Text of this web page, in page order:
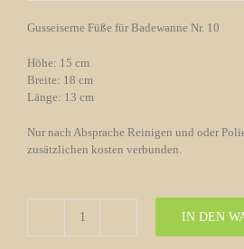
Gusseiserne Füße für Badewanne Nr. 10
Höhe: 15 cm
Breite: 18 cm
Länge: 13 cm
Nur nach Absprache Reinigen und oder
zusätzlichen kosten verbunden.
Gusseiserne
IN DEN